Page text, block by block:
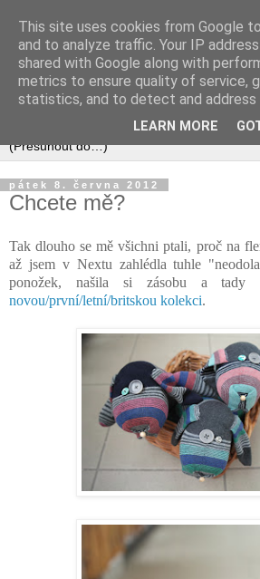
pátek 8. června 2012
Chcete mě?
Tak dlouho se mě všichni ptali, proč na
až jsem v Nextu zahlédla tuhle
ponožek, našila si zásobu a tady
novou/první/letní/britskou kolekci.
This site uses cookies from Google
and to analyze traffic. Your IP
shared with Google along with
metrics to ensure quality of service,
statistics, and to detect and address
LEARN MORE